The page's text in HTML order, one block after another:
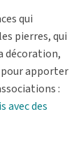
qui
pierres, qui
décoration,
pour apporter
:
avec des